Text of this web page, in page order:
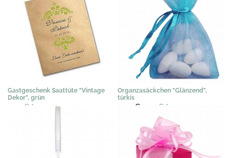
Gastgeschenk Saattüte "Vintage
Dekor", grün
3,07 € *
Organzasäckchen "Glänzend",
türkis
0,40 € 0,29 € *